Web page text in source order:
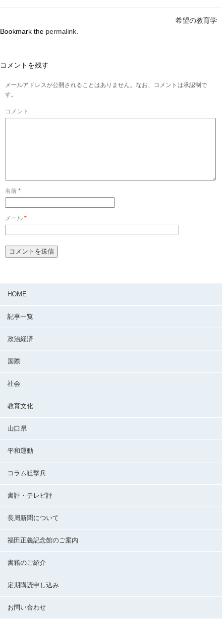
希望の教育学
Bookmark the permalink
コメントを残す
メールアドレスが公開されることはありません。なお、コメントは承認制で
す。
コメント
名前 *
メール *
HOME
記事一覧
政治経済
国際
社会
教育文化
山口県
平和運動
コラム狙撃兵
書評・テレビ評
長周新聞について
福田正義記念館のご案内
書籍のご紹介
定期購読申し込み
お問い合わせ